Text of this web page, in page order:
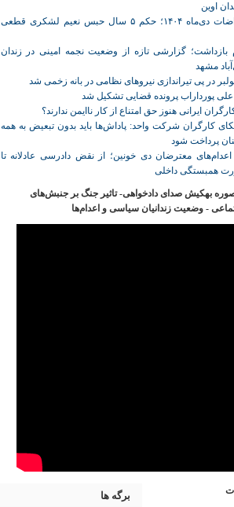
اوین
اعتراضات دی‌ماه ۱۴۰۴؛ حکم ۵ سال حبس نعیم لشکری قطعی
بازداشت؛ گزارشی تازه از وضعیت نجمه امینی در زندان
مشهد
در پی تیراندازی نیروهای نظامی در بانه زخمی شد
علی پورداراب پرونده قضایی تشکیل شد
ایرانی هنوز حق امتناع از کار ناایمن ندارند؟
کارگران شرکت واحد: پاداش‌ها باید بدون تبعیض به همه
پرداخت شود
معترضان دی‌ خونین؛ از نقض دادرسی عادلانه تا
همبستگی داخلی
بهکیش صدای دادخواهی- تاثیر جنگ بر جنبش‌های
- وضعیت زندانیان سیاسی و اعدام‌ها
برگه ها